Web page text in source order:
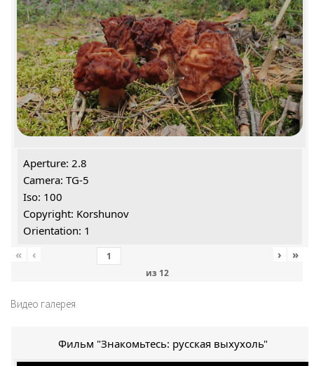
Aperture: 2.8
Camera: TG-5
Iso: 100
Copyright: Korshunov
Orientation: 1
«
‹
из 12
› »
Видео галерея
Фильм "Знакомьтесь: русская выхухоль"